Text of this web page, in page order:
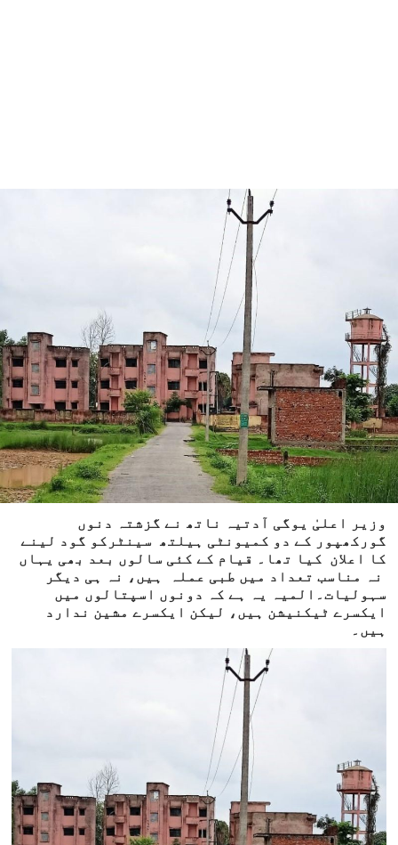
وزیر اعلیٰ یوگی آدتیہ ناتھ نے گزشتہ دنوں
گورکھپور کے دو کمیونٹی ہیلتھ سینٹرکو گود لینے
کا اعلان کیا تھا۔ قیام کے کئی سالوں بعد بھی یہاں
نہ مناسب تعداد میں طبی عملہ ہیں، نہ ہی دیگر
سہولیات۔المیہ یہ ہے کہ دونوں اسپتالوں میں
ایکسرے ٹیکنیشن ہیں، لیکن ایکسرے مشین ندارد
ہیں۔